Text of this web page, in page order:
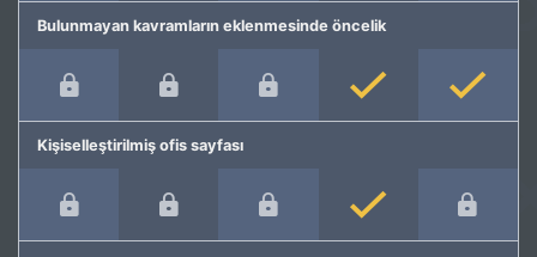
Bulunmayan kavramların eklenmesinde öncelik
Kişiselleştirilmiş ofis sayfası